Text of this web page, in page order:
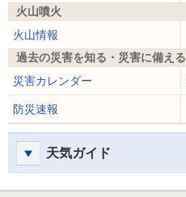
火山噴火
火山情報
過去の災害を知る・災害に備える
災害カレンダー
防災速報
天気ガイド